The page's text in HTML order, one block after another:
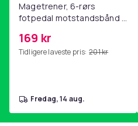
Magetrener, 6-rørs
fotpedal motstandsbånd -
yoga og
hjemmegymnastikk Pink
169 kr
Tidligere laveste pris: 201 kr
fredag, 14 aug.